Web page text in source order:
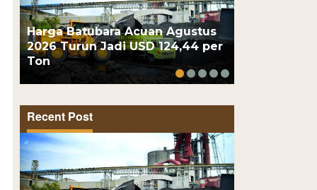
Harga Batubara Acuan Agustus
2026 Turun Jadi USD 124,44 per
Ton
Recent Post